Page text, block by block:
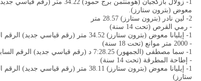
معوض (بترون ستارز).
2- لين نادر (بترون ستارز) 28.57 متر
- رمي القرص (تحت 14 سنة)
1- إيليانا معوض (بترون ستارز) 34.52 متر (رقم قياسي جديد) الرقم السابق 33.09 متر للاعبة نفسها
- 2000 متر موانع (تحت 18 سنة)
1- سما مصطفى (الجمهور) 7:28.25 د (رقم قياسي جديد) الرقم السابق 7:42.77 للاعبة نفسها
- إطاحة المطرقة (تحت 14 سنة)
ستارز)